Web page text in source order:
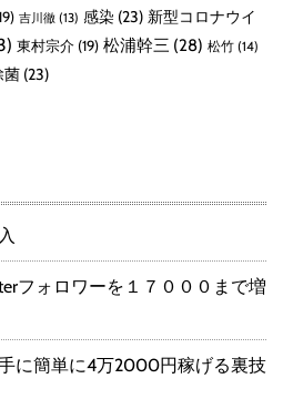
吉川徹 (13) 感染 (23) 新型コロナウイ
東村宗介 (19) 松浦幹三 (28) 松竹 (14)
菌 (23)
フォロワーを１７０００まで増
に簡単に4万2000円稼げる裏技